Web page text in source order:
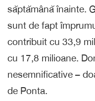
săptămână înainte.
sunt de fapt
contribuit cu 33,9
cu 17,8 milioane.
nesemnificative –
de Ponta.